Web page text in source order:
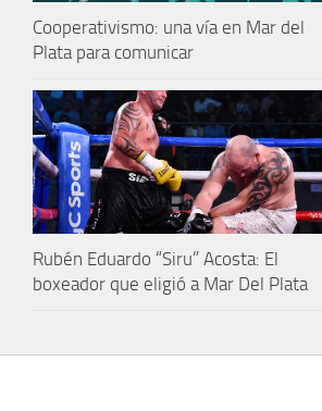
Cooperativismo: una vía en Mar del
Plata para comunicar
Rubén Eduardo “Siru” Acosta: El
boxeador que eligió a Mar Del Plata